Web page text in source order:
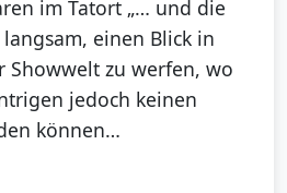
im Tatort „… und die
einen Blick in
Showwelt zu werfen, wo
jedoch keinen
können…